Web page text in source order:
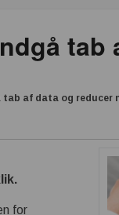
tab af data og reducer
for